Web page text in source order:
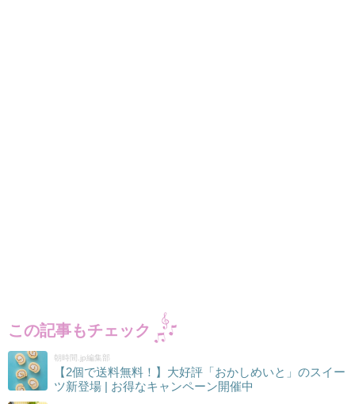
この記事もチェック
朝時間.jp編集部
【2個で送料無料！】大好評「おかしめいと」のスイー
ツ新登場 | お得なキャンペーン開催中